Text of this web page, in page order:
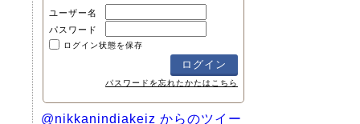
ユーザー名
パスワード
ログイン状態を保存
パスワードを忘れたかたはこちら
@nikkanindiakeiz からのツイー